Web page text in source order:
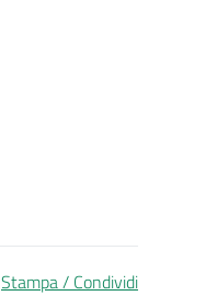
Stampa / Condividi